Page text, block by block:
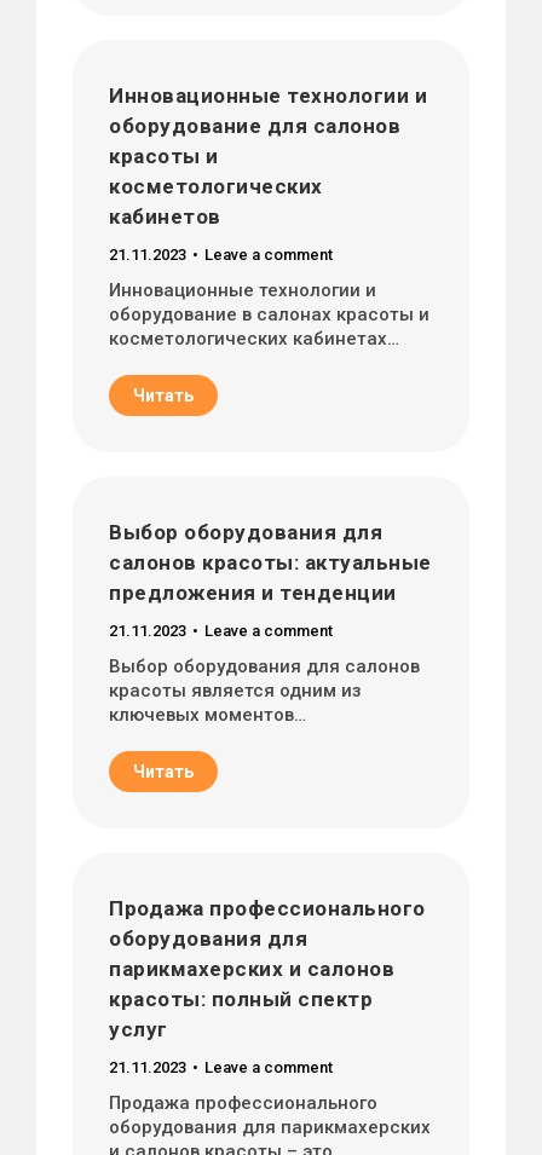
Инновационные технологии и
оборудование для салонов
красоты и
косметологических
кабинетов
21.11.2023 Leave a comment
Инновационные технологии и
оборудование в салонах красоты и
косметологических кабинетах…
Читать
Выбор оборудования для
салонов красоты: актуальные
предложения и тенденции
21.11.2023 Leave a comment
Выбор оборудования для салонов
красоты является одним из
ключевых моментов…
Читать
Продажа профессионального
оборудования для
парикмахерских и салонов
красоты: полный спектр
услуг
21.11.2023 Leave a comment
Продажа профессионального
оборудования для парикмахерских